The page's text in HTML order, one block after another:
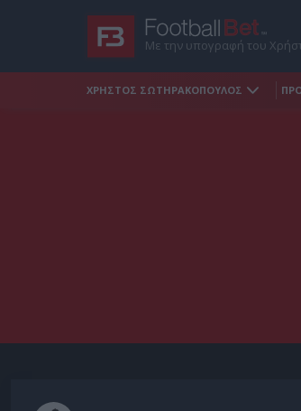
Με την υπογραφή του
ΧΡΗΣΤΟΣ ΣΩΤΗΡΑΚΟΠΟΥΛΟΣ